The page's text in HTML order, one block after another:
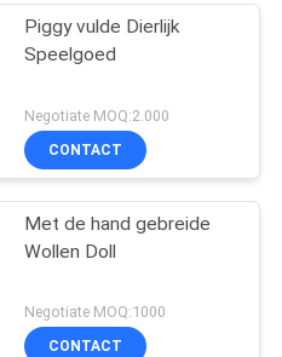
Piggy vulde Dierlijk
Speelgoed
Negotiate MOQ:2.000
CONTACT
Met de hand gebreide
Wollen Doll
Negotiate MOQ:1000
CONTACT